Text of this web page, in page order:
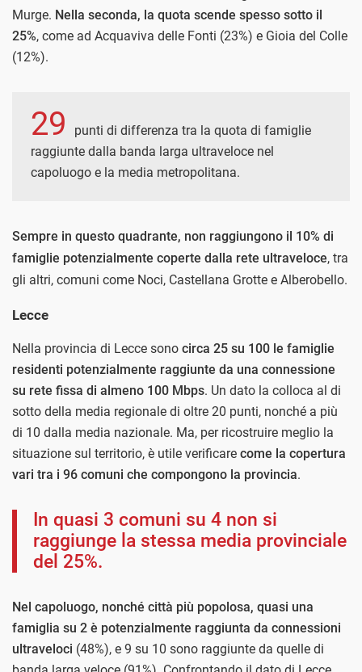
Murge. Nella seconda, la quota scende spesso sotto il
25%, come ad Acquaviva delle Fonti (23%) e Gioia del Colle
(12%).
29
punti di differenza tra la quota di famiglie
raggiunte dalla banda larga ultraveloce nel
capoluogo e la media metropolitana.
Sempre in questo quadrante, non raggiungono il 10% di
famiglie potenzialmente coperte dalla rete ultraveloce, tra
gli altri, comuni come Noci, Castellana Grotte e Alberobello.
Lecce
Nella provincia di Lecce sono circa 25 su 100 le famiglie
residenti potenzialmente raggiunte da una connessione
su rete fissa di almeno 100 Mbps. Un dato la colloca al di
sotto della media regionale di oltre 20 punti, nonché a più
di 10 dalla media nazionale. Ma, per ricostruire meglio la
situazione sul territorio, è utile verificare come la copertura
vari tra i 96 comuni che compongono la provincia.
In quasi 3 comuni su 4 non si
raggiunge la stessa media provinciale
del 25%.
Nel capoluogo, nonché città più popolosa, quasi una
famiglia su 2 è potenzialmente raggiunta da connessioni
ultraveloci (48%), e 9 su 10 sono raggiunte da quelle di